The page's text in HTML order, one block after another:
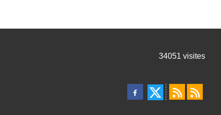
34051 visites